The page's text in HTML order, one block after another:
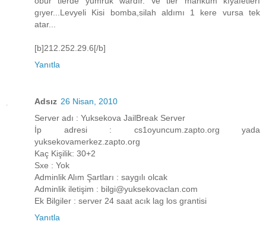
gıyer...Levyeli Kisi bomba,silah aldımı 1 kere vursa tek
atar...
[b]212.252.29.6[/b]
Yanıtla
Adsız 26 Nisan, 2010
Server adı : Yuksekova JailBreak Server
İp adresi : cs1oyuncum.zapto.org yada
yuksekovamerkez.zapto.org
Kaç Kişilik: 30+2
Sxe : Yok
Adminlik Alım Şartları : saygılı olcak
Adminlik iletişim : bilgi@yuksekovaclan.com
Ek Bilgiler : server 24 saat acık lag los grantisi
Yanıtla